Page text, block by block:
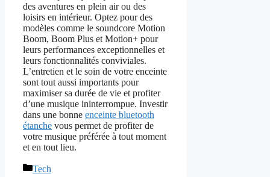
des aventures en plein air ou des
loisirs en intérieur. Optez pour des
modèles comme le soundcore Motion
Boom, Boom Plus et Motion+ pour
leurs performances exceptionnelles et
leurs fonctionnalités conviviales.
L’entretien et le soin de votre enceinte
sont tout aussi importants pour
maximiser sa durée de vie et profiter
d’une musique ininterrompue. Investir
dans une bonne enceinte bluetooth
étanche vous permet de profiter de
votre musique préférée à tout moment
et en tout lieu.
Catégories
Tech